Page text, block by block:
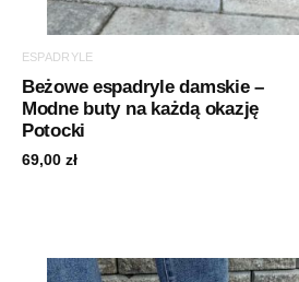
ESPADRYLE
Beżowe espadryle damskie –
Modne buty na każdą okazję
Potocki
69,00 zł